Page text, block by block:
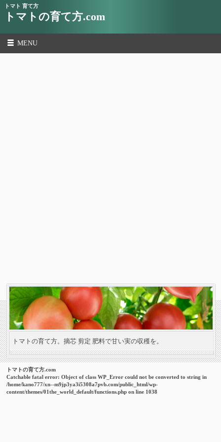
トマト 育て方
トマトの育て方.com
MENU
トマトの育て方。摘芯 剪定 肥料で甘い実の収穫を。
トマトの育て方.com
Catchable fatal error: Object of class WP_Error could not be converted to string in
/home/kano777/xn--m9jp3ya3i5308a7pvb.com/public_html/wp-
content/themes/01the_world_default/functions.php on line 1038